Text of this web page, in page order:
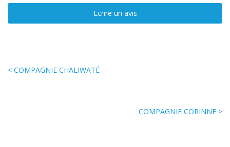
Ecrire un avis
< COMPAGNIE CHALIWATÉ
COMPAGNIE CORINNE >